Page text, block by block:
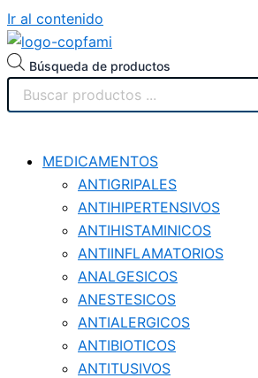
Ir al contenido
Búsqueda de productos
MEDICAMENTOS
ANTIGRIPALES
ANTIHIPERTENSIVOS
ANTIHISTAMINICOS
ANTIINFLAMATORIOS
ANALGESICOS
ANESTESICOS
ANTIALERGICOS
ANTIBIOTICOS
ANTITUSIVOS